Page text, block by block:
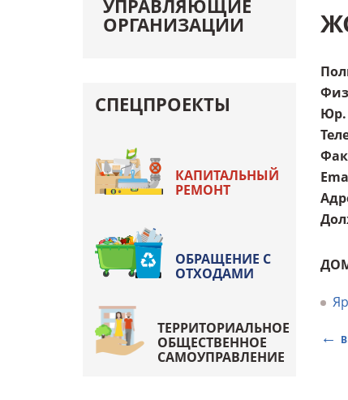
Юр.
УПРАВЛЯЮЩИЕ
ОРГАНИЗАЦИИ
СПЕЦПРОЕКТЫ
КАПИТАЛЬНЫЙ
РЕМОНТ
ОБРАЩЕНИЕ С
ОТХОДАМИ
ТЕРРИТОРИАЛЬНОЕ
ОБЩЕСТВЕННОЕ
САМОУПРАВЛЕНИЕ